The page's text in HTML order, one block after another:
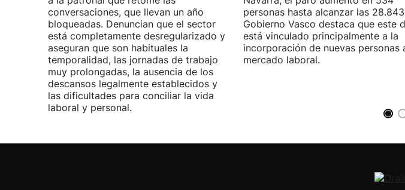
conversaciones, que llevan un año
bloqueadas. Denuncian que el sector
está completamente desregularizado y
aseguran que son habituales la
temporalidad, las jornadas de trabajo
muy prolongadas, la ausencia de los
descansos legalmente establecidos y
las dificultades para conciliar la vida
laboral y personal.
personas hasta alcanzar las
Gobierno Vasco destaca que este
está vinculado principalmente a la
incorporación de nuevas personas
mercado laboral.